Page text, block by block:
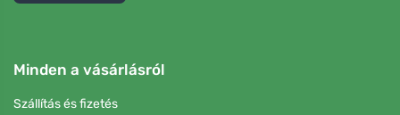
Minden a vásárlásról
Szállítás és fizetés